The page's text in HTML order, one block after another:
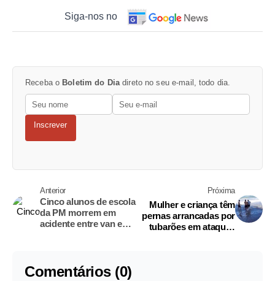
Siga-nos no
Receba o Boletim do Dia direto no seu e-mail, todo dia.
Inscrever
Anterior
Cinco alunos de escola
da PM morrem em
acidente entre van e
Próxima
Mulher e criança têm
pernas arrancadas por
tubarões em ataques
Comentários (0)